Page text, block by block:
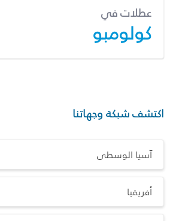
عطلات في
كولومبو
اكتشف شبكة وجهاتنا
آسيا الوسطى
أفريقيا